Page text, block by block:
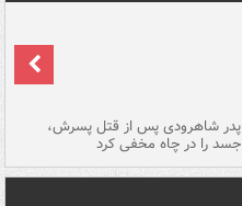
پدر شاهرودی پس از قتل پسرش،
جسد را در چاه مخفی کرد